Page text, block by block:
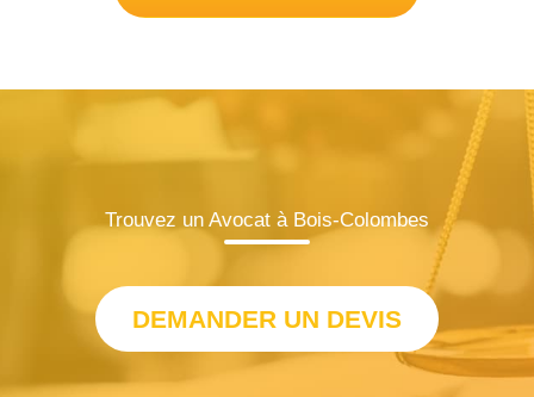
Trouvez un Avocat à Bois-Colombes
DEMANDER UN DEVIS